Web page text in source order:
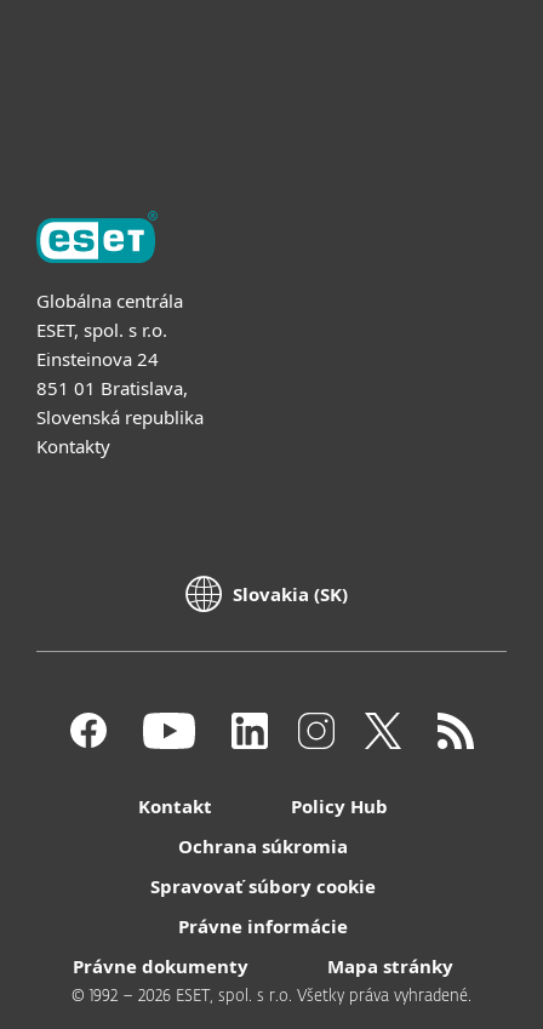
Globálna centrála
ESET, spol. s r.o.
Einsteinova 24
851 01 Bratislava,
Slovenská republika
Kontakty
Slovakia (SK)
Kontakt
Policy Hub
Ochrana súkromia
Spravovať súbory cookie
Právne informácie
Právne dokumenty
Mapa stránky
© 1992 – 2026 ESET, spol. s r.o. Všetky práva vyhradené.